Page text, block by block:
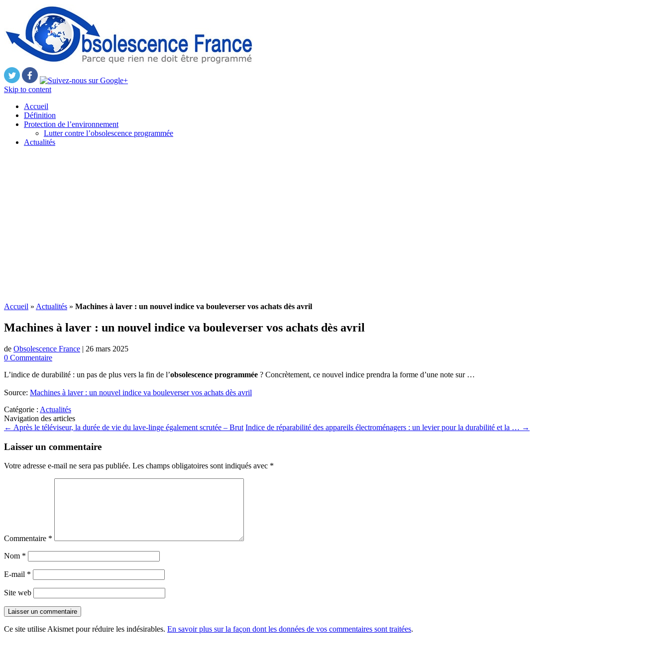
Skip to content
Accueil
Définition
Protection de l’environnement
Lutter contre l’obsolescence programmée
Actualités
Accueil » Actualités » Machines à laver : un nouvel indice va bouleverser vos achats dès avril
Machines à laver : un nouvel indice va bouleverser vos achats dès avril
de Obsolescence France | 26 mars 2025
0 Commentaire
L’indice de durabilité : un pas de plus vers la fin de l’obsolescence programmée ? Concrètement, ce nouvel indice prendra la forme d’une note sur …
Source: Machines à laver : un nouvel indice va bouleverser vos achats dès avril
Catégorie : Actualités
Navigation des articles
← Après le téléviseur, la durée de vie du lave-linge également scrutée – Brut Indice de réparabilité des appareils électroménagers : un levier pour la durabilité et la … →
Laisser un commentaire
Votre adresse e-mail ne sera pas publiée. Les champs obligatoires sont indiqués avec *
Commentaire *
Nom *
E-mail *
Site web
Ce site utilise Akismet pour réduire les indésirables. En savoir plus sur la façon dont les données de vos commentaires sont traitées.